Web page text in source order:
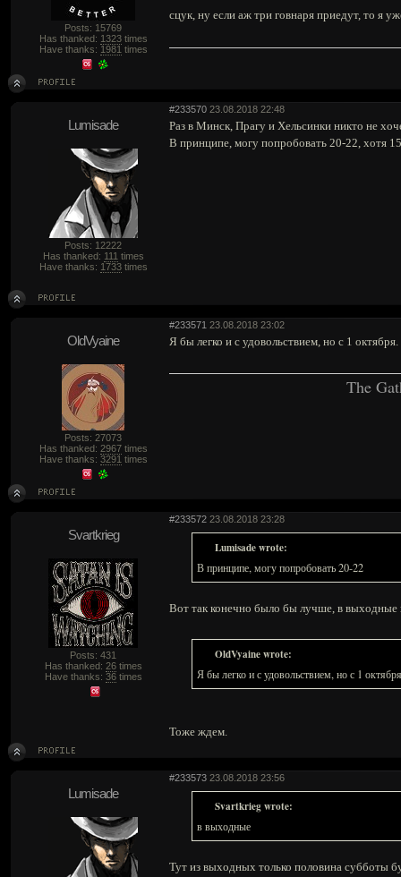
Posts: 15769
Has thanked: 1323times
Have thanks: 1981 times
сцук, ну если аж три говнаря приедут, то я
#233570 23.08.2018 22:48
Lumisade
Posts: 12222
Has thanked: 111 times
Have thanks: 1733times
Раз в Минск, Прагу и Хельсинки никто не
В принципе, могу попробовать 20-22, хотя
#233571 23.08.2018 23:02
OldVyaine
Posts: 27073
Has thanked: 2967times
Have thanks: 3291 times
Я бы легко и с удовольствием, но с 1 октября.
The
#233572 23.08.2018 23:28
Svartkrieg
Posts: 431
Has thanked: 26times
Have thanks: 36times
Lumisade wrote:
В принципе, могу попробовать 20-22
Вот так конечно было бы лучше, в выходные
OldVyaine wrote:
Я бы легко и с удовольствием, но с 1
Тоже ждем.
#233573 23.08.2018 23:56
Lumisade
Svartkrieg wrote:
в выходные
Тут из выходных только половина субботы